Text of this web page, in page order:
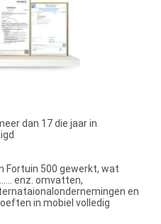
dan 17 die jaar in
Fortuin 500 gewerkt, wat
enz. omvatten,
en
in mobiel volledig